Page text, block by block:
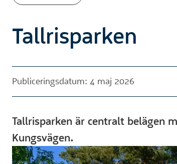
Tallrisparken
Publiceringsdatum: 4 maj 2026
Tallrisparken är centralt belägen
Kungsvägen.